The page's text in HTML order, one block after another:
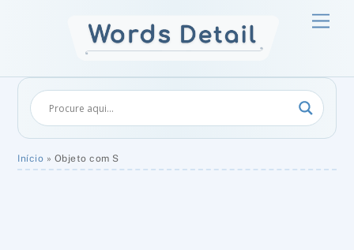
Início » Objeto com S